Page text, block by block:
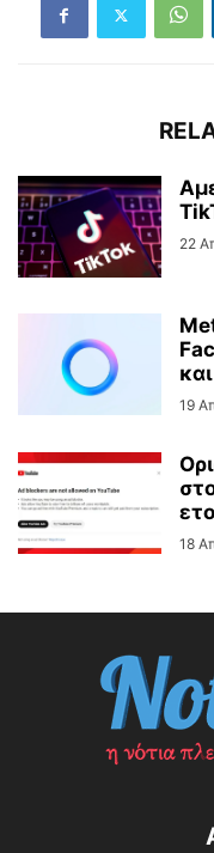
22
19
18